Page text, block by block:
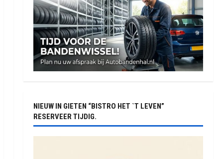
NIEUW IN GIETEN “BISTRO HET `T LEVEN”
RESERVEER TIJDIG.